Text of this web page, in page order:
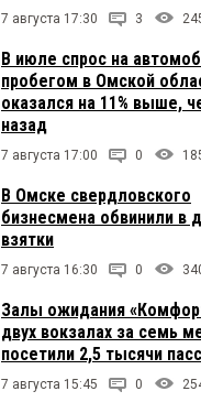
7 августа 17:30 3
В июле спрос на
пробегом в Омской
оказался на 11% выше,
назад
7 августа 17:00 0
В Омске свердловского
бизнесмена обвинили в
взятки
7 августа 16:30 0
Залы ожидания
двух вокзалах за семь
посетили 2,5 тысячи
7 августа 15:45 0